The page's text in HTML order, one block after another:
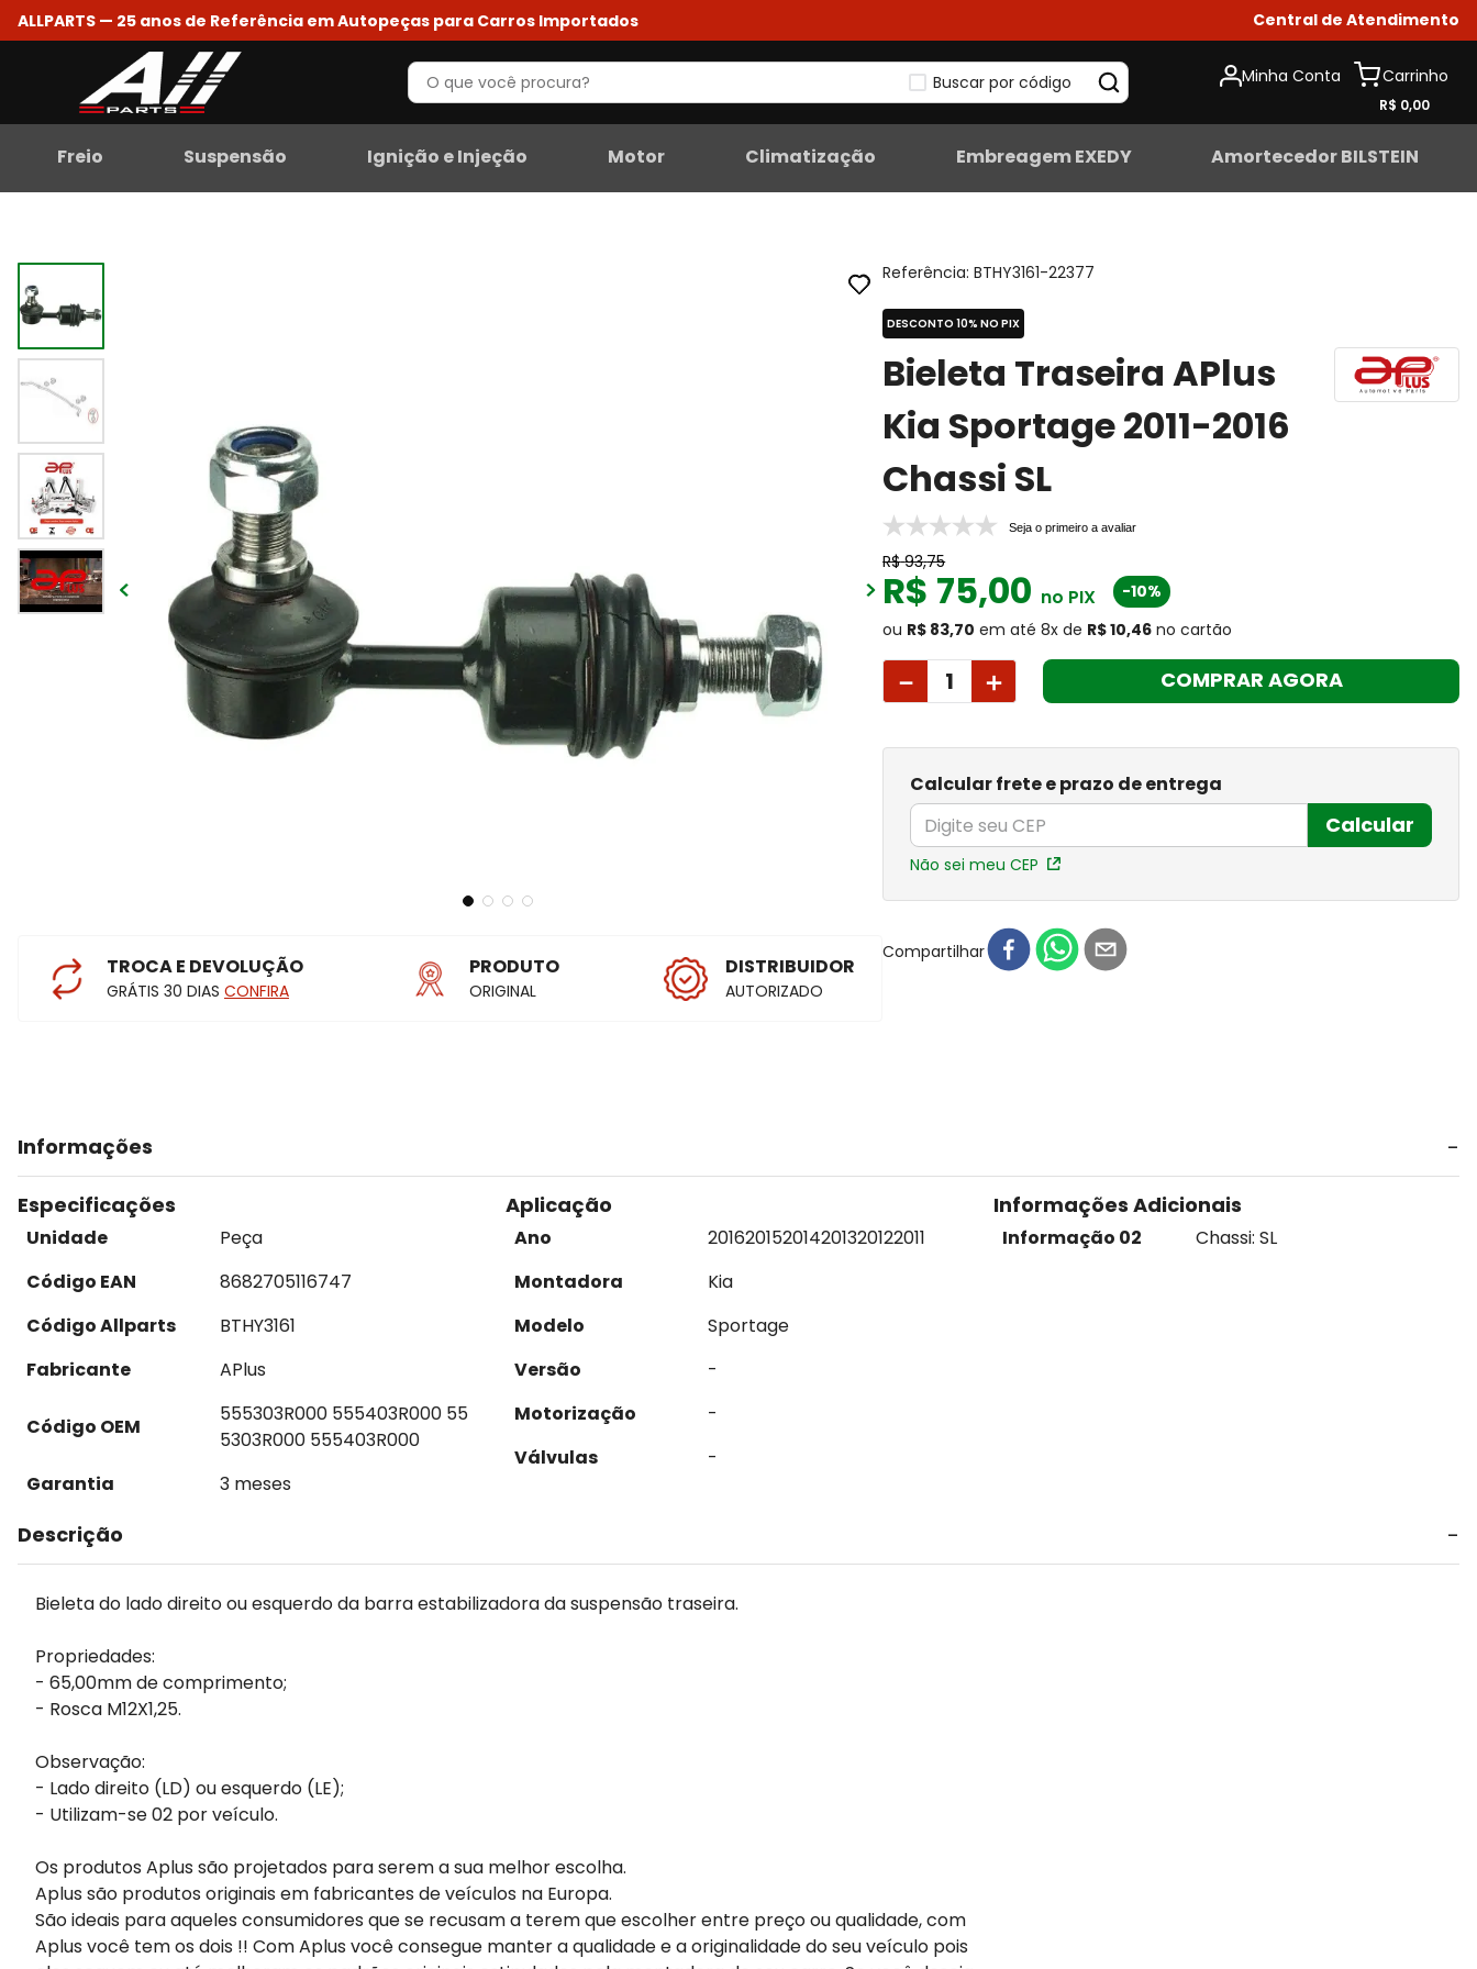
ALLPARTS — 25 anos de Referência em Autopeças para Carros Importados Central de Atendimento
Buscar por código Minha Conta
R$ 0,00
Freio Suspensão Ignição e Injeção Motor Climatização Embreagem EXEDY Amortecedor BILSTEIN
TROCA E DEVOLUÇÃO
GRÁTIS 30 DIAS CONFIRA
PRODUTO
ORIGINAL
DISTRIBUIDOR
AUTORIZADO
Referência:BTHY3161-22377
DESCONTO 10% NO PIX
Bieleta Traseira APlus
Kia Sportage 2011-2016
Chassi SL
Seja o primeiro a avaliar
R$ 93,75
R$ 75,00 no PIX
-10%
ou R$ 83,70 em até 8x de R$ 10,46 no cartão
＋
－ COMPRAR AGORA
Calcular frete e prazo de entrega
Calcular
Não sei meu CEP
Compartilhar
Informações
Especificações
Unidade
Peça
Código EAN
8682705116747
Código Allparts
BTHY3161
Fabricante
APlus
Código OEM
555303R000 555403R000 55
5303R000 555403R000
Garantia
3 meses
Aplicação
Ano 201620152014201320122011
Montadora
Kia
Modelo
Sportage
Versão
-
Motorização
-
Válvulas
-
Informações Adicionais
Informação 02 Chassi: SL
Descrição
Bieleta do lado direito ou esquerdo da barra estabilizadora da suspensão traseira.
Propriedades:
- 65,00mm de comprimento;
- Rosca M12X1,25.
Observação:
- Lado direito (LD) ou esquerdo (LE);
- Utilizam-se 02 por veículo.
Os produtos Aplus são projetados para serem a sua melhor escolha.
Aplus são produtos originais em fabricantes de veículos na Europa.
São ideais para aqueles consumidores que se recusam a terem que escolher entre preço ou qualidade, com
Aplus você tem os dois !! Com Aplus você consegue manter a qualidade e a originalidade do seu veículo pois